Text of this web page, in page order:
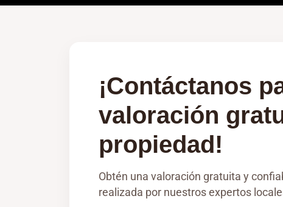
¡Contáctanos
valoración
propiedad!
Obtén una valoración gratuita y
realizada por nuestros expertos